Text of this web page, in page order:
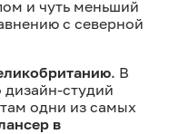
и чуть меньший
с северной
. В
студий
одни из самых
в